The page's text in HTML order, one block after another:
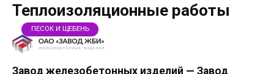
Теплоизоляционные работы
ПЕСОК И ЩЕБЕНЬ
Завод железобетонных изделий — Завод